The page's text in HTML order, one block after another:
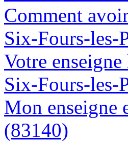
Comment
Six-Fours-les-
Votre
Six-Fours-les-
Mon enseigne
(83140)